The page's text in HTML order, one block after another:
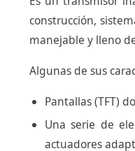
construcción,
manejable y lleno
Algunas de sus
Pantallas (TFT)
Una serie de
actuadores